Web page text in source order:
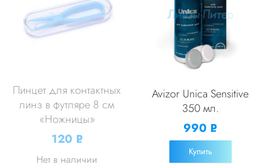
Пинцет для контактных
линз в футляре 8 см
«Ножницы»
120 Р
Нет в наличии
Avizor Unica Sensitive
350 мл.
990 Р
УБ.
Купить